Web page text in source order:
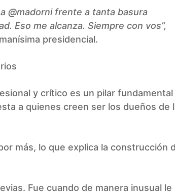
@madorni frente a tanta basura
Eso me alcanza. Siempre con vos”,
presidencial.
y crítico es un pilar fundamental
a quienes creen ser los dueños de
más, lo que explica la construcción
Fue cuando de manera inusual le